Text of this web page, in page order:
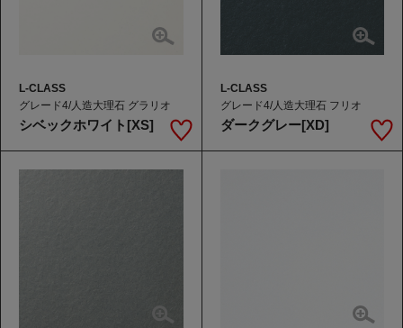
L-CLASS
グレード4/人造大理石 グラリオ
シベックホワイト[XS]
L-CLASS
グレード4/人造大理石 フリオ
ダークグレー[XD]